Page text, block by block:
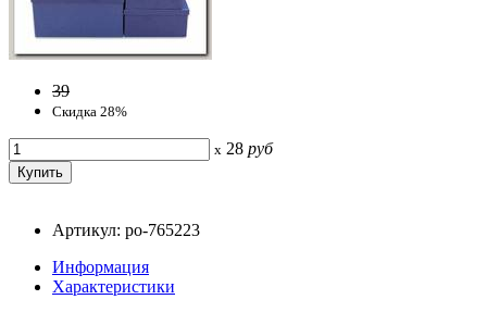
39
Скидка 28%
x 28 руб
Артикул: po-765223
Информация
Характеристики